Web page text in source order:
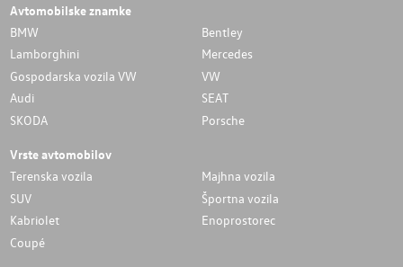
Avtomobilske znamke
BMW
Bentley
Lamborghini
Mercedes
Gospodarska vozila VW
VW
Audi
SEAT
SKODA
Porsche
Vrste avtomobilov
Terenska vozila
Majhna vozila
SUV
Športna vozila
Kabriolet
Enoprostorec
Coupé